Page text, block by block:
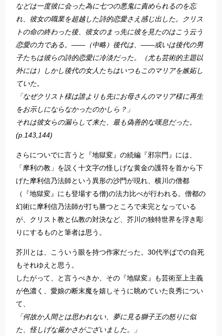
などは一度彼に会った為に七つの悪鬼に責められるのを忘
れ、彼女の職業を超越した詩的恋愛さえ感じ出した。クリス
トの命の終わった後、彼女のまっ先に彼を見たのはこう云う
恋愛の力である。――（中略）後代は、――或いは後代の男
子たちは彼らの詩的恋愛に冷淡だった。（尤も芸術的主題以
外には）しかし後代の女人たちはいつもこのマリアを嫉妬し
ていた。
「なぜクリスト様は誰よりも先にお母さんのマリア様に再生
をお示しにならなかったのかしら？」
それは彼女らの漏らして来た、最も偽善的な嘆息だった。
(p.143,144)
さらについでに言うと『地獄変』の続編『邪宗門』には、
「摩利の教」を説く十文字の怪しげな黄金の護符を首から下
げた摩利信乃法師という異形の沙門が現れ、横川の僧都
（『地獄変』にも登場する僧)の法力比べが行われる。僧都の
幻術に摩利信乃法師が打ち勝つところで未完となっている
が、クリスト教と仏教の対決など、芥川の独特世界を浮き彫
りにするものと筆者は思う。
芥川とは、こういう眼を持つ作家だった。30代半ばでの自死
もそれゆえと思う。
したがって、と言うべきか、その『地獄変』も芸術至上主義
が色濃く、愛娘の断末魔を嬉しそうに眺めていた良秀につい
て、
「何故か人間とは思われない、夢に見る獅子王の怒りに似
た、怪しげな厳かさがございました。」